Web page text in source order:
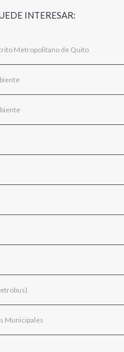
INTERESAR:
Metropolitano de Quito
Municipales